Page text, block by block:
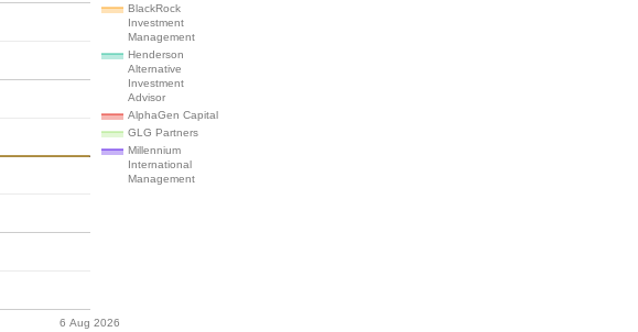
BlackRock
Investment
Management
Henderson
Alternative
Investment
Advisor
AlphaGen Capital
GLG Partners
Millennium
International
Management
6 Aug 2026